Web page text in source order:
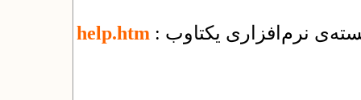
help.htm نرم‌افزاری یکتاوب